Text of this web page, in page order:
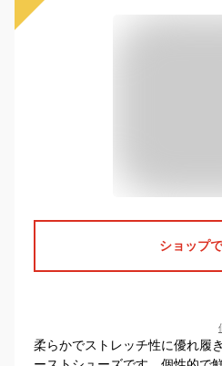
ショップ
柔らかでストレッチ性に優れ履